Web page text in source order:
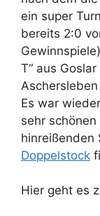
ein super
bereits 2:0
T“ aus
Es war
sehr
hinreißenden
Doppelstock
Hier geht es